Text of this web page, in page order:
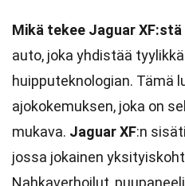
Mikä tekee Jaguar
auto, joka yhdistää
huipputeknologian. Tämä
ajokokemuksen, joka on
mukava. Jaguar XF:n
jossa jokainen
Nahkaverhoilut,